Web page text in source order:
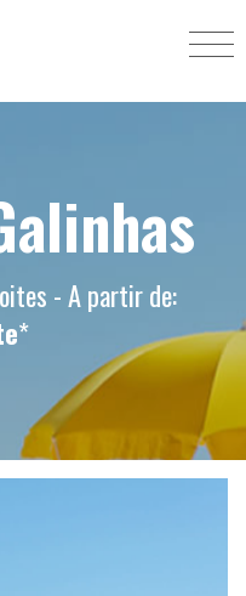
- A partir de:
*